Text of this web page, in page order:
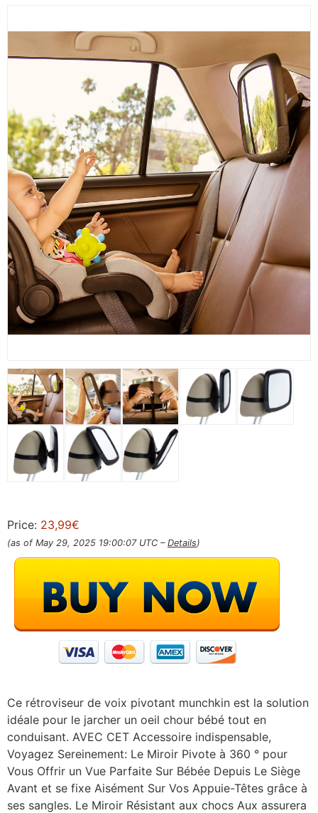
Price: 23,99€
(as of May 29, 2025 19:00:07 UTC – Details)
Ce rétroviseur de voix pivotant munchkin est la solution
idéale pour le jarcher un oeil chour bébé tout en
conduisant. AVEC CET Accessoire indispensable,
Voyagez Sereinement: Le Miroir Pivote à 360 ° pour
Vous Offrir un Vue Parfaite Sur Bébée Depuis Le Siège
Avant et se fixe Aisément Sur Vos Appuie-Têtes grâce à
ses sangles. Le Miroir Résistant aux chocs Aux assurera